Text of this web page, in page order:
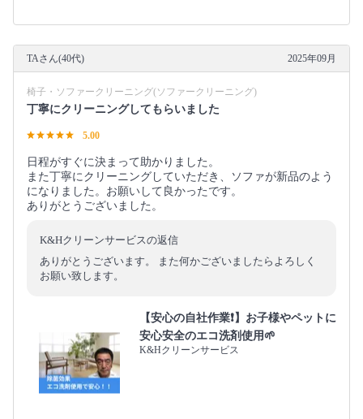
TAさん(40代) 2025年09月
椅子・ソファークリーニング(ソファークリーニング)
丁寧にクリーニングしてもらいました
5.00
日程がすぐに決まって助かりました。
また丁寧にクリーニングしていただき、ソファが新品のよう
になりました。お願いして良かったです。
ありがとうございました。
K&Hクリーンサービスの返信
ありがとうございます。 また何かございましたらよろしく
お願い致します。
【安心の自社作業❗️】お子様やペットに
安心安全のエコ洗剤使用🌱
K&Hクリーンサービス